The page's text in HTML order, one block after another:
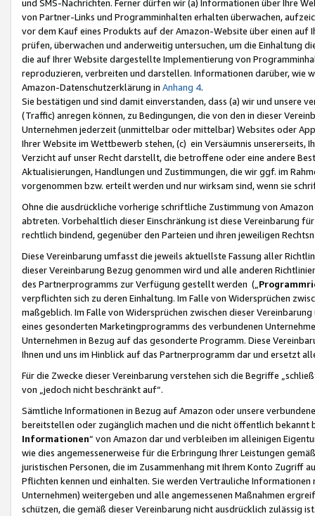
und SMS-Nachrichten. Ferner dürfen wir (a) Informationen über Ihre
von Partner-Links und Programminhalten erhalten überwachen,
vor dem Kauf eines Produkts auf der Amazon-Website über einen
prüfen, überwachen und anderweitig untersuchen, um die Einhaltung
die auf Ihrer Website dargestellte Implementierung von
reproduzieren, verbreiten und darstellen. Informationen darüber, wie
Amazon-Datenschutzerklärung in Anhang 4.
Sie bestätigen und sind damit einverstanden, dass (a) wir und
(Traffic) anregen können, zu Bedingungen, die von den in dieser
Unternehmen jederzeit (unmittelbar oder mittelbar) Websites oder
Ihrer Website im Wettbewerb stehen, (c) ein Versäumnis unsererseits,
Verzicht auf unser Recht darstellt, die betroffene oder eine andere
Aktualisierungen, Handlungen und Zustimmungen, die wir ggf. im
vorgenommen bzw. erteilt werden und nur wirksam sind, wenn sie
Ohne die ausdrückliche vorherige schriftliche Zustimmung von
abtreten. Vorbehaltlich dieser Einschränkung ist diese Vereinbarung
rechtlich bindend, gegenüber den Parteien und ihren jeweiligen
Diese Vereinbarung umfasst die jeweils aktuellste Fassung aller
dieser Vereinbarung Bezug genommen wird und alle anderen
des Partnerprogramms zur Verfügung gestellt werden („
verpflichten sich zu deren Einhaltung. Im Falle von Widersprüchen
maßgeblich. Im Falle von Widersprüchen zwischen dieser
eines gesonderten Marketingprogramms des verbundenen
Unternehmen in Bezug auf das gesonderte Programm. Diese
Ihnen und uns im Hinblick auf das Partnerprogramm dar und ersetzt
Für die Zwecke dieser Vereinbarung verstehen sich die Begriffe
von „jedoch nicht beschränkt auf“.
Sämtliche Informationen in Bezug auf Amazon oder unsere
bereitstellen oder zugänglich machen und die nicht öffentlich
Informationen“ von Amazon dar und verbleiben im alleinigen
wie dies angemessenerweise für die Erbringung Ihrer Leistungen
juristischen Personen, die im Zusammenhang mit Ihrem Konto
Pflichten kennen und einhalten. Sie werden Vertrauliche
Unternehmen) weitergeben und alle angemessenen Maßnahmen
schützen, die gemäß dieser Vereinbarung nicht ausdrücklich zulässig